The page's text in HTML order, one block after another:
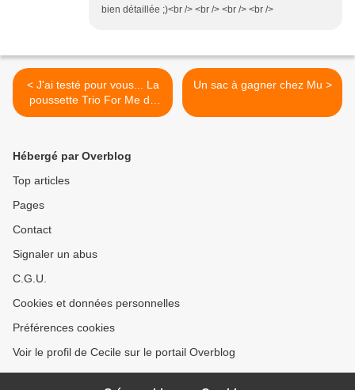
bien détaillée ;)<br /> <br /> <br /> <br />
< J'ai testé pour vous... La
poussette Trio For Me de
Chicco
Un sac à gagner chez Mu >
Hébergé par Overblog
Top articles
Pages
Contact
Signaler un abus
C.G.U.
Cookies et données personnelles
Préférences cookies
Voir le profil de Cecile sur le portail Overblog